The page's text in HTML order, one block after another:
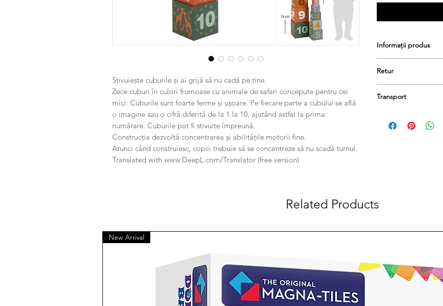
Stivuiește cuburile și ai grijă să nu cadă pe tine.
Zece cuburi în culori frumoase cu animale de safari concepute pentru cei
mici. Cuburile sunt foarte ferme și ușoare. Pe fiecare parte a cubului se află
o imagine sau o cifră diferită de la 1 la 10, ajutând astfel la prima
numărare. Cuburile pot fi stivuite împreună.
Construcția dezvoltă concentrarea și abilitățile motorii fine.
Atunci când construiesc, copiii trebuie să se concentreze să nu scadă turnul.
Translated with www.DeepL.com/Translator (free version)
Informații produs
Dimensiuni: 14cm x
Greutate produs:
Retur
păstrați etichetele și
Transport
zile lucrătoare.
Related Products
New Arrival